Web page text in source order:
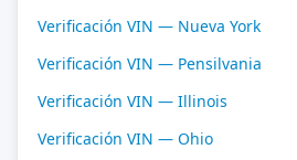
Verificación VIN — Nueva York
Verificación VIN — Pensilvania
Verificación VIN — Illinois
Verificación VIN — Ohio